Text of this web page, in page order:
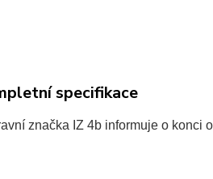
specifikace
značka IZ 4b informuje o konci